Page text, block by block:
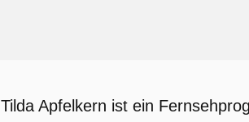
Tilda Apfelkern ist ein